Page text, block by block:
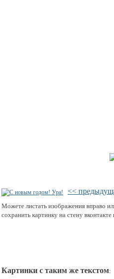
<<
Можете листать изображения вправо
сохранить картинку на стену
Картинки с таким же текстом: